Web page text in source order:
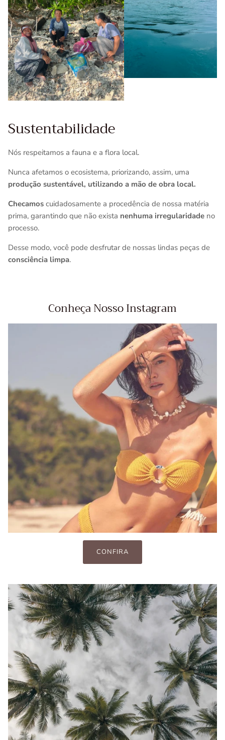
Sustentabilidade
Nós respeitamos a fauna e a flora local.
Nunca afetamos o ecosistema, priorizando, assim, uma
produção sustentável, utilizando a mão de obra local.
Checamos cuidadosamente a procedência de nossa matéria
prima, garantindo que não exista nenhuma irregularidade no
processo.
Desse modo, você pode desfrutar de nossas lindas peças de
consciência limpa.
Conheça Nosso Instagram
CONFIRA